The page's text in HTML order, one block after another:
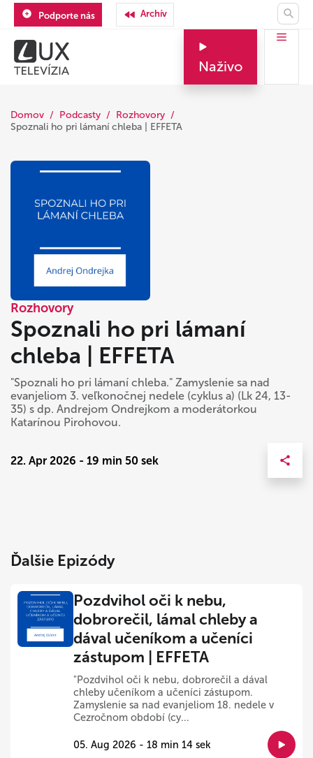
Podporte nás Archív
Naživo
Domov Podcasty
Rozhovory
Spoznali ho pri lámaní chleba | EFFETA
Rozhovory
Spoznali ho pri lámaní
chleba | EFFETA
"Spoznali ho pri lámaní chleba." Zamyslenie sa nad
evanjeliom 3. veľkonočnej nedele (cyklus a) (Lk 24, 13-
35) s dp. Andrejom Ondrejkom a moderátorkou
Katarínou Pirohovou.
22. Apr 2026 - 19 min 50 sek
Ďalšie Epizódy
Pozdvihol oči k nebu,
dobrorečil, lámal chleby a
dával učeníkom a učeníci
zástupom | EFFETA
"Pozdvihol oči k nebu, dobrorečil a dával
chleby učeníkom a učeníci zástupom.
Zamyslenie sa nad evanjeliom 18. nedele v
Cezročnom období (cy...
05. Aug 2026 - 18 min 14 sek